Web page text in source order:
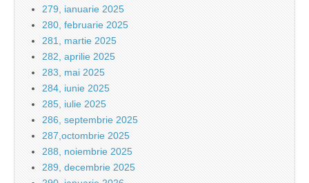
279, ianuarie 2025
280, februarie 2025
281, martie 2025
282, aprilie 2025
283, mai 2025
284, iunie 2025
285, iulie 2025
286, septembrie 2025
287,octombrie 2025
288, noiembrie 2025
289, decembrie 2025